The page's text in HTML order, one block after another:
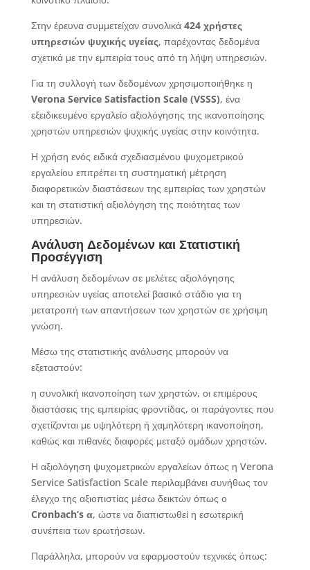
Στην έρευνα συμμετείχαν συνολικά 424 χρήστες
υπηρεσιών ψυχικής υγείας, παρέχοντας δεδομένα
σχετικά με την εμπειρία τους από τη λήψη υπηρεσιών.
Για τη συλλογή των δεδομένων χρησιμοποιήθηκε η
VeronaServiceSatisfactionScale(VSSS), ένα
εξειδικευμένο εργαλείο αξιολόγησης της ικανοποίησης
χρηστών υπηρεσιών ψυχικής υγείας στην κοινότητα.
Η χρήση ενός ειδικά σχεδιασμένου ψυχομετρικού
εργαλείου επιτρέπει τη συστηματική μέτρηση
διαφορετικών διαστάσεων της εμπειρίας των χρηστών
και τη στατιστική αξιολόγηση της ποιότητας των
υπηρεσιών.
Ανάλυση Δεδομένων και Στατιστική
Προσέγγιση
Η ανάλυση δεδομένων σε μελέτες αξιολόγησης
υπηρεσιών υγείας αποτελεί βασικό στάδιο για τη
μετατροπή των απαντήσεων των χρηστών σε χρήσιμη
γνώση.
Μέσω της στατιστικής ανάλυσης μπορούν να
εξεταστούν:
η συνολική ικανοποίηση των χρηστών, οι επιμέρους
διαστάσεις της εμπειρίας φροντίδας, οι παράγοντες που
σχετίζονται με υψηλότερη ή χαμηλότερη ικανοποίηση,
καθώς και πιθανές διαφορές μεταξύ ομάδων χρηστών.
Η αξιολόγηση ψυχομετρικών εργαλείων όπως η Verona
Service Satisfaction Scale περιλαμβάνει συνήθως τον
έλεγχο της αξιοπιστίας μέσω δεικτών όπως ο
Cronbach’sα, ώστε να διαπιστωθεί η εσωτερική
συνέπεια των ερωτήσεων.
Παράλληλα, μπορούν να εφαρμοστούν τεχνικές όπως: